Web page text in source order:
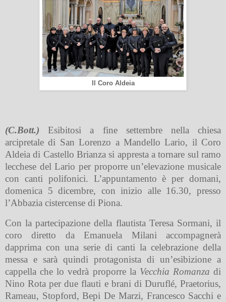
Il Coro Aldeia
(C.Bott.) Esibitosi a fine settembre nella chiesa
arcipretale di San Lorenzo a Mandello Lario, il Coro
Aldeia di Castello Brianza si appresta a tornare sul ramo
lecchese del Lario per proporre un’elevazione musicale
con canti polifonici. L’appuntamento è per domani,
domenica 5 dicembre, con inizio alle 16.30, presso
l’Abbazia cistercense di Piona.
Con la partecipazione della flautista Teresa Sormani, il
coro diretto da Emanuela Milani accompagnerà
dapprima con una serie di canti la celebrazione della
messa e sarà quindi protagonista di un’esibizione a
cappella che lo vedrà proporre la Vecchia Romanza di
Nino Rota per due flauti e brani di Duruflé, Praetorius,
Rameau, Stopford, Bepi De Marzi, Francesco Sacchi e